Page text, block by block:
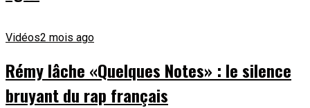
Vidéos2 mois ago
Rémy lâche «Quelques Notes» : le silence
bruyant du rap français